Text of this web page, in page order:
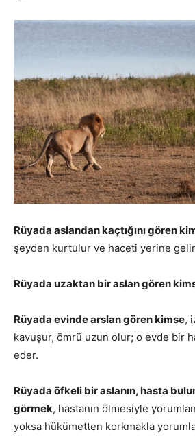
Rüyada aslandan kaçtığını gören
şeyden kurtulur ve haceti yerine
Rüyada uzaktan bir aslan gören
Rüyada evinde arslan gören kimse,
kavuşur, ömrü uzun olur; o evde bir
eder.
Rüyada öfkeli bir aslanın, hasta
görmek, hastanın ölmesiyle
yoksa hükümetten korkmakla